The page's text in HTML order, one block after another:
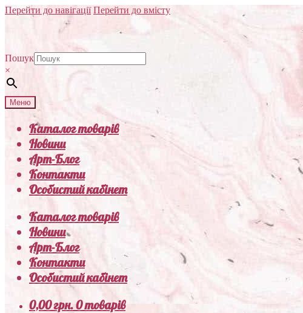
Перейти до навігації Перейти до вмісту
Пошук
×
Меню
Каталог товарів
Новини
Арт-Блог
Контакти
Особистий кабінет
Каталог товарів
Новини
Арт-Блог
Контакти
Особистий кабінет
0,00грн.0 товарів